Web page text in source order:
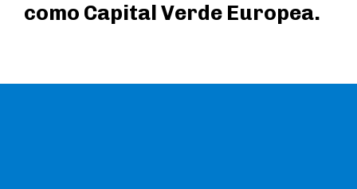
como Capital Verde Europea.